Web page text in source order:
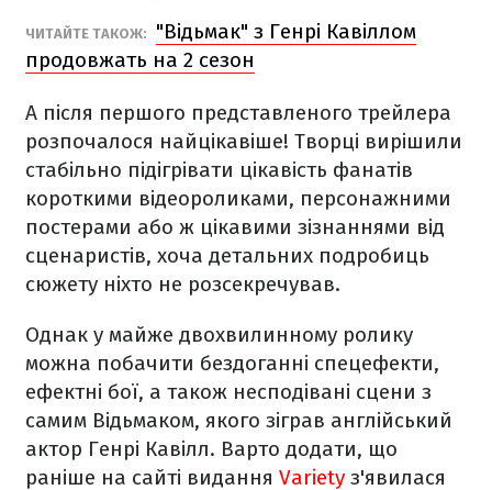
ЧИТАЙТЕ ТАКОЖ:
"Відьмак" з Генрі Кавіллом
продовжать на 2 сезон
А після першого представленого трейлера
розпочалося найцікавіше! Творці вирішили
стабільно підігрівати цікавість фанатів
короткими відеороликами, персонажними
постерами або ж цікавими зізнаннями від
сценаристів, хоча детальних подробиць
сюжету ніхто не розсекречував.
Однак у майже двохвилинному ролику
можна побачити бездоганні спецефекти,
ефектні бої, а також несподівані сцени з
самим Відьмаком, якого зіграв англійський
актор Генрі Кавілл. Варто додати, що
раніше на сайті видання Variety з'явилася